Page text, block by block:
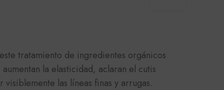
tratamiento de ingredientes orgánicos
la elasticidad, aclaran el cutis
las líneas finas y arrugas.